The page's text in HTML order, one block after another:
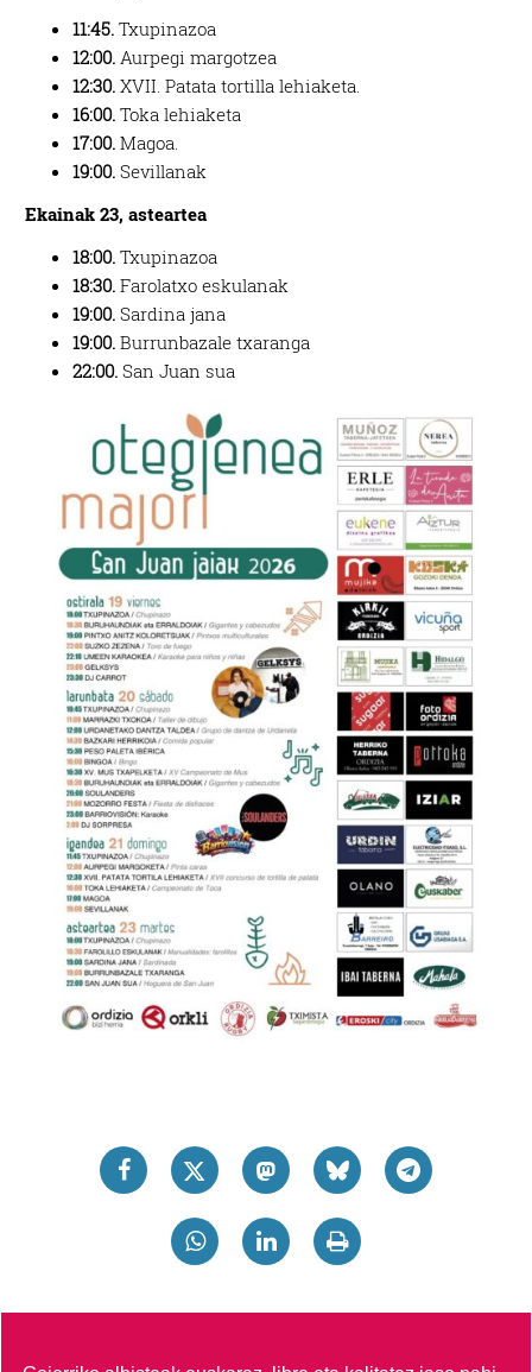
11:45. Txupinazoa
12:00. Aurpegi margotzea
12:30. XVII. Patata tortilla lehiaketa.
16:00. Toka lehiaketa
17:00. Magoa.
19:00. Sevillanak
Ekainak 23, asteartea
18:00. Txupinazoa
18:30. Farolatxo eskulanak
19:00. Sardina jana
19:00. Burrunbazale txaranga
22:00. San Juan sua